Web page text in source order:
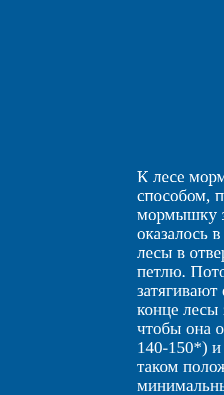
К лесе
способом,
мормышку
оказалось
лесы в
петлю.
конце
чтобы она
140-150*)
таком